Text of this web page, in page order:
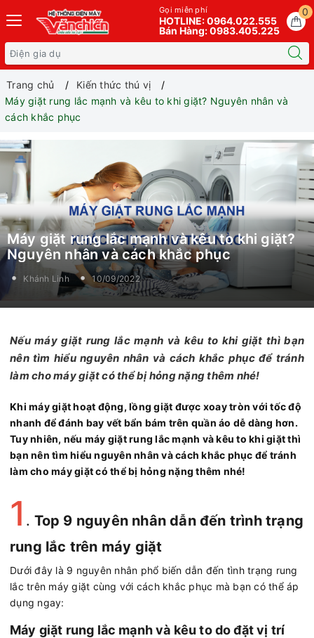
0
Gọi miễn phí
HOTLINE: 0964.022.555
Bán Hàng: 0983.405.225
Trang chủ
Kiến thức thú vị
Máy giặt rung lắc mạnh và kêu to khi giặt? Nguyên nhân và
cách khắc phục
Máy giặt rung lắc mạnh và kêu to khi giặt?
Nguyên nhân và cách khắc phục
Khánh Linh 10/09/2022
Nếu máy giặt rung lắc mạnh và kêu to khi giặt thì bạn
nên tìm hiểu nguyên nhân và cách khắc phục để tránh
làm cho máy giặt có thể bị hỏng nặng thêm nhé!
Khi máy giặt hoạt động, lồng giặt được xoay tròn với tốc độ
nhanh để đánh bay vết bẩn bám trên quần áo dễ dàng hơn.
Tuy nhiên, nếu máy giặt rung lắc mạnh và kêu to khi giặt thì
bạn nên tìm hiểu nguyên nhân và cách khắc phục để tránh
làm cho máy giặt có thể bị hỏng nặng thêm nhé!
1 . Top 9 nguyên nhân dẫn đến trình trạng
rung lắc trên máy giặt
Dưới đây là 9 nguyên nhân phổ biến dẫn đến tình trạng rung
lắc trên máy giặt cùng với cách khắc phục mà bạn có thể áp
dụng ngay:
Máy giặt rung lắc mạnh và kêu to do đặt vị trí